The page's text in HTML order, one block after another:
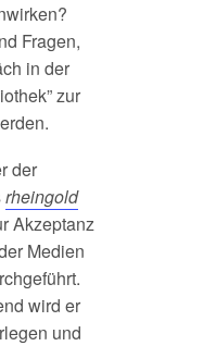
Fragen,
in der
zur
der
rheingold
Akzeptanz
Medien
wird er
und